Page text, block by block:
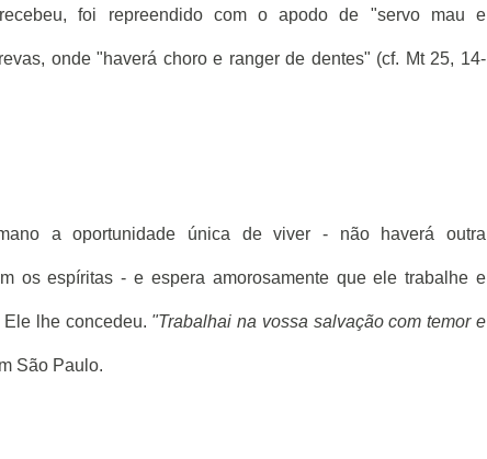
foi repreendido com o apodo de "servo mau e
onde "haverá choro e ranger de dentes" (cf. Mt 25, 14-
a oportunidade única de viver - não haverá outra
os espíritas - e espera amorosamente que ele trabalhe e
lhe concedeu. "Trabalhai na vossa salvação com temor e
São Paulo.